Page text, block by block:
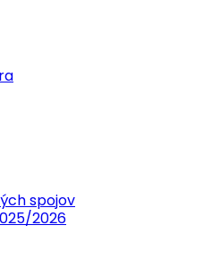
spojov
2026